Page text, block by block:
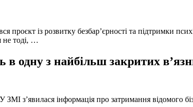
проєкт із розвитку безбар’єрності та підтримки
не тоді, …
одну з найбільш закритих
з’явилася інформація про затримання відомого